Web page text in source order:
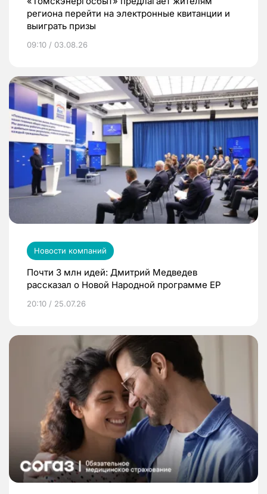
региона перейти на электронные квитанции и
выиграть призы
09:10 / 03.08.26
Новости компаний
Почти 3 млн идей: Дмитрий Медведев
рассказал о Новой Народной программе ЕР
20:10 / 25.07.26